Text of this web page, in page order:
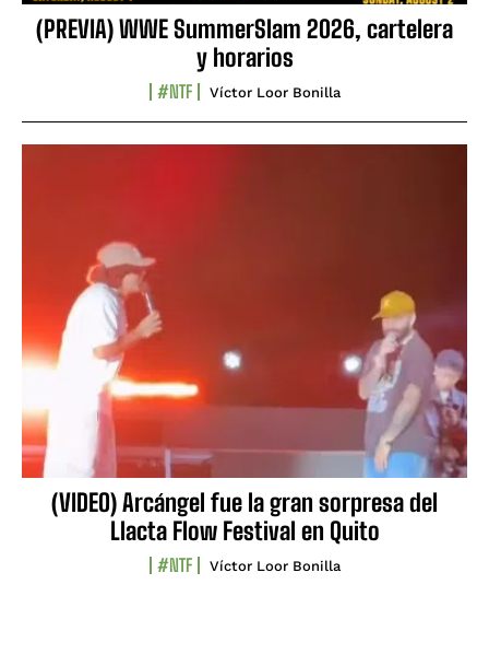
(PREVIA) WWE SummerSlam 2026, cartelera
y horarios
#NTF Víctor Loor Bonilla
(VIDEO) Arcángel fue la gran sorpresa del
Llacta Flow Festival en Quito
#NTF Víctor Loor Bonilla